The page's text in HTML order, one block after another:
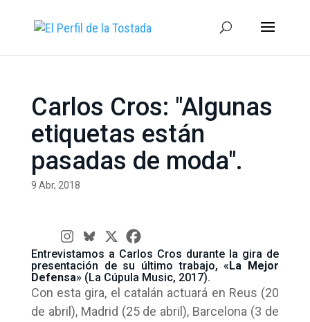
Carlos Cros: "Algunas
etiquetas están
pasadas de moda".
9 Abr, 2018
Entrevistamos a Carlos Cros durante la gira de
presentación de su último trabajo, «La Mejor
Defensa» (La Cúpula Music, 2017).
Con esta gira, el catalán actuará en Reus (20
de abril), Madrid (25 de abril), Barcelona (3 de